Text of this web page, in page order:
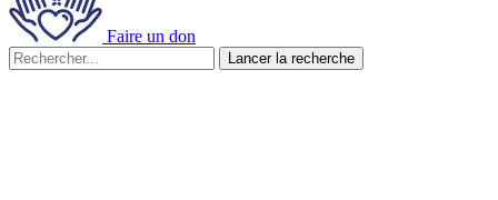
Faire un don
Lancer la recherche